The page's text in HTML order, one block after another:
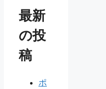
最新
の投
稿
ポ